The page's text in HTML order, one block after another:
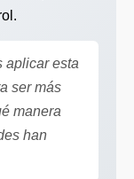
aplicar esta
ser más
manera
han